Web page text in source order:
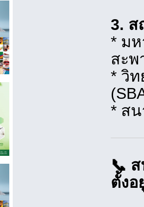
3. ส
* มห
สะพ
* วิท
* ส
📞
ตั้งอ